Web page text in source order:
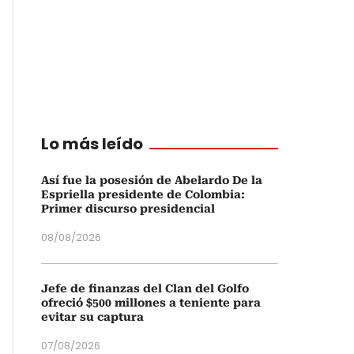
Lo más leído
Así fue la posesión de Abelardo De la
Espriella presidente de Colombia:
Primer discurso presidencial
08/08/2026
Jefe de finanzas del Clan del Golfo
ofreció $500 millones a teniente para
evitar su captura
07/08/2026